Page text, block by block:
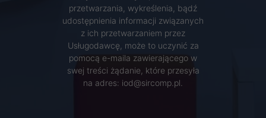
przetwarzania, wykreślenia, bądź
udostępnienia informacji związanych
z ich przetwarzaniem przez
Usługodawcę, może to uczynić za
pomocą e-maila zawierającego w
swej treści żądanie, które przesyła
na adres: iod@sircomp.pl.